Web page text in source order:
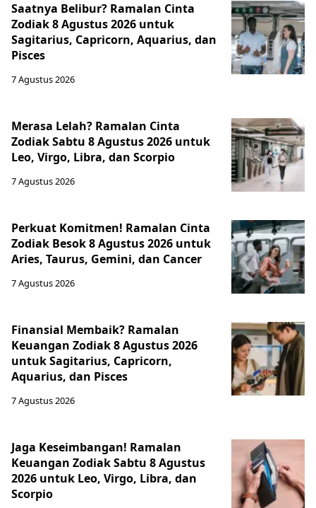
Saatnya Belibur? Ramalan Cinta
Zodiak 8 Agustus 2026 untuk
Sagitarius, Capricorn, Aquarius, dan
Pisces
7 Agustus 2026
Merasa Lelah? Ramalan Cinta
Zodiak Sabtu 8 Agustus 2026 untuk
Leo, Virgo, Libra, dan Scorpio
7 Agustus 2026
Perkuat Komitmen! Ramalan Cinta
Zodiak Besok 8 Agustus 2026 untuk
Aries, Taurus, Gemini, dan Cancer
7 Agustus 2026
Finansial Membaik? Ramalan
Keuangan Zodiak 8 Agustus 2026
untuk Sagitarius, Capricorn,
Aquarius, dan Pisces
7 Agustus 2026
Jaga Keseimbangan! Ramalan
Keuangan Zodiak Sabtu 8 Agustus
2026 untuk Leo, Virgo, Libra, dan
Scorpio